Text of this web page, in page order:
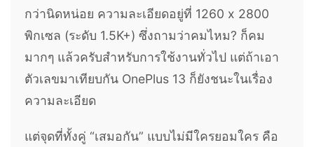
กว่านิดหน่อย ความละเอียดอยู่ที่ 1260 x 2800
พิกเซล (ระดับ 1.5K+) ซึ่งถามว่าคมไหม? ก็คม
มากๆ แล้วครับสำหรับการใช้งานทั่วไป แต่ถ้าเอา
ตัวเลขมาเทียบกัน OnePlus 13 ก็ยังชนะในเรื่อง
ความละเอียด
แต่จุดที่ทั้งคู่ “เสมอกัน” แบบไม่มีใครยอมใคร คือ